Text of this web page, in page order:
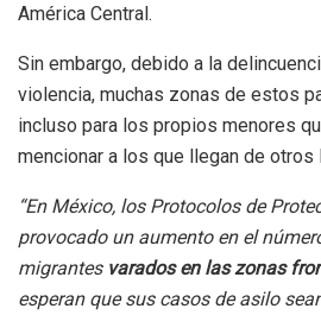
América Central.
Sin embargo, debido a la
violencia, muchas zonas de estos
incluso para los propios menores
mencionar a los que llegan de otros
“En México, los Protocolos de
provocado un aumento en el
migrantes varados en las zonas
esperan que sus casos de asilo